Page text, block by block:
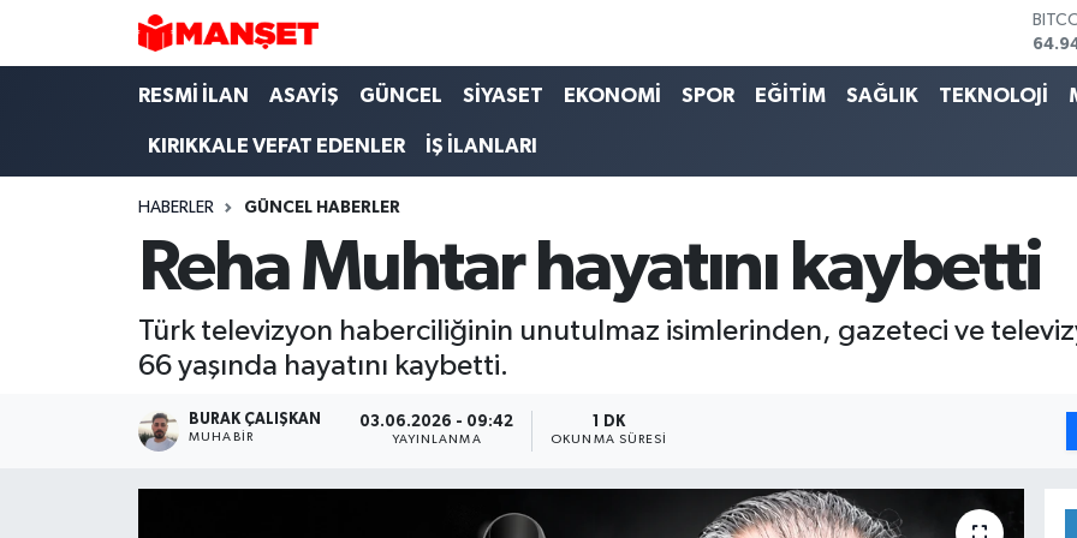
RESMİ İLAN ASAYİŞ GÜNCEL SİYASET EKONOMİ SPOR EĞİTİM SAĞLIK TEKNOLOJİ
KIRIKKALE VEFAT EDENLER İŞ İLANLARI
HABERLER GÜNCEL HABERLER
Reha Muhtar hayatını kaybetti
Türk televizyon haberciliğinin unutulmaz isimlerinden, gazeteci ve
66 yaşında hayatını kaybetti.
BURAK ÇALIŞKAN
MUHABIR
03.06.2026 - 09:42
YAYINLANMA
1 DK
OKUNMA SÜRESI
Hava Durumu
Trafik Durumu
Süper Lig Puan Durumu ve Fikstür
Tüm Manşetler
Son Dakika Haberleri